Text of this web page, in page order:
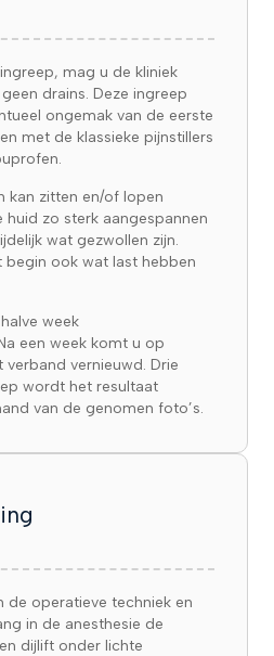
mag u de kliniek
drains. Deze ingreep
ongemak van de eerste
met de klassieke pijnstillers
kan zitten en/of lopen
zo sterk aangespannen
wat gezwollen zijn.
begin ook wat last hebben
week
een week komt u op
vernieuwd. Drie
wordt het resultaat
van de genomen foto’s.
de operatieve techniek en
in de anesthesie de
dijlift onder lichte